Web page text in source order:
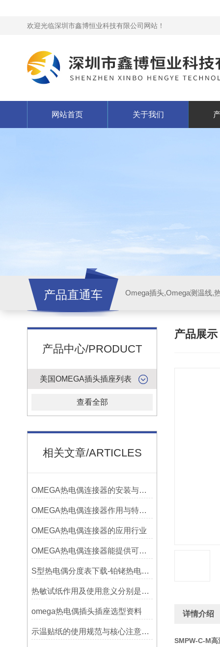
欢迎光临深圳市鑫博恒业科技有限公司网站！
网站首页 关于我们
产品直通车
产品中心/PRODUCT
美国OMEGA插头插座列表
查看全部
相关文章/ARTICLES
OMEGA热电偶连接器的安装与调试
OMEGA热电偶连接器作用与特点是什么？
OMEGA热电偶连接器的应用行业
OMEGA热电偶连接器能提供可靠的信号传输
S型热电偶分度表下载-铂铑热电偶分度表
热敏试纸作用及使用意义分别是什么？
omega热电偶插头插座选型资料
示温贴纸的使用规范与核心注意事项解读
产品展示
详情介绍
SMPW-C-M